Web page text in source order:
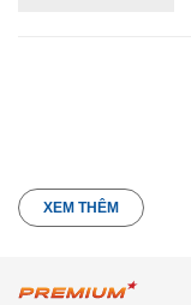
XEM THÊM